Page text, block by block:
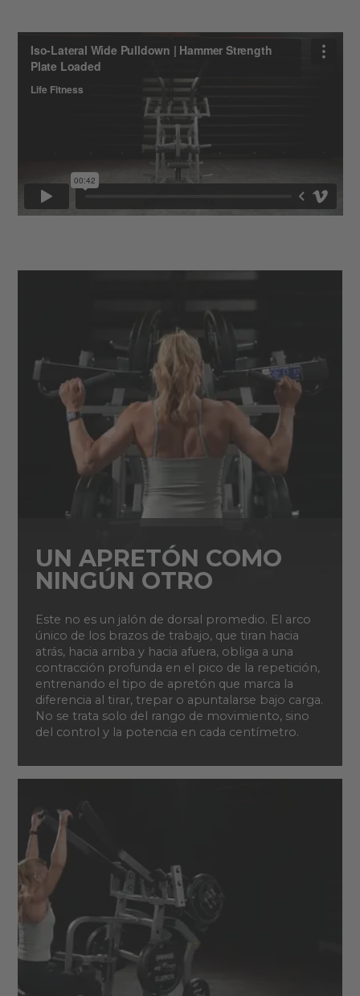
UN APRETÓN COMO
NINGÚN OTRO
Este no es un jalón de dorsal promedio. El arco
único de los brazos de trabajo, que tiran hacia
atrás, hacia arriba y hacia afuera, obliga a una
contracción profunda en el pico de la repetición,
entrenando el tipo de apretón que marca la
diferencia al tirar, trepar o apuntalarse bajo carga.
No se trata solo del rango de movimiento, sino
del control y la potencia en cada centímetro.